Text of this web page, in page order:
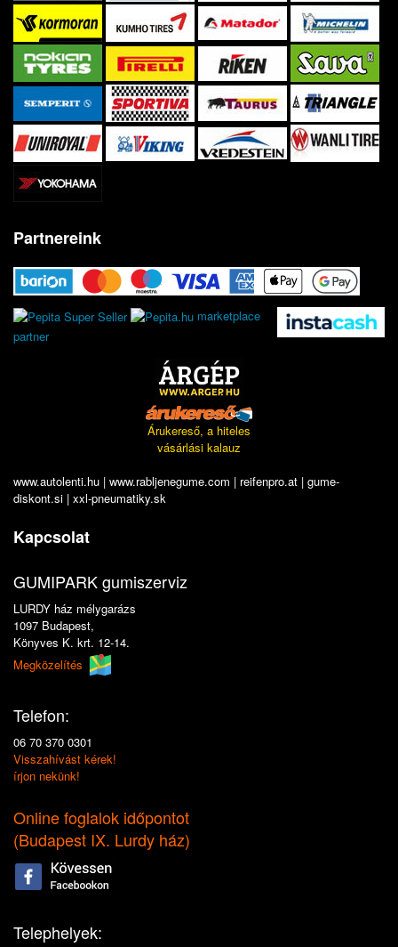
Partnereink
marketplace
partner
Árukereső, a hiteles
vásárlási kalauz
www.autolenti.hu | www.rabljenegume.com | reifenpro.at | gume-
diskont.si | xxl-pneumatiky.sk
Kapcsolat
GUMIPARK gumiszerviz
LURDY ház mélygarázs
1097 Budapest,
Könyves K. krt. 12-14.
Megközelítés
Telefon:
06 70 370 0301
Visszahívást kérek!
írjon nekünk!
Online foglalok időpontot
(Budapest IX. Lurdy ház)
Telephelyek: